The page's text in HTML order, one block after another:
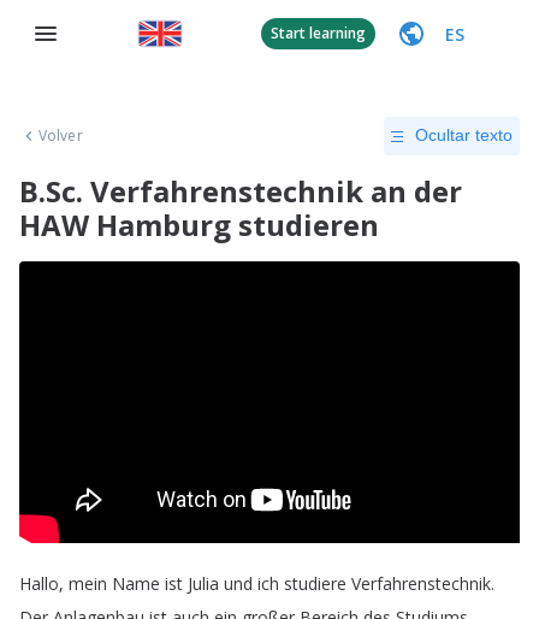
Start learning ES
Volver Ocultar texto
B.Sc. Verfahrenstechnik an der
HAW Hamburg studieren
Hallo, mein Name ist Julia und ich studiere Verfahrenstechnik.